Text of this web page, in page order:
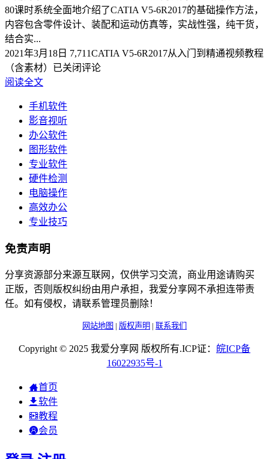
80课时系统全面地介绍了CATIA V5-6R2017的基础操作方法，
内容包含零件设计、装配和运动仿真等，实战性强，纯干货，
结合实...
2021年3月18日 7,711CATIA V5-6R2017从入门到精通视频教程
（含素材） 已关闭评论
阅读全文
手机软件
影音视听
办公软件
图形软件
专业软件
硬件检测
电脑操作
高效办公
专业技巧
免责声明
分享资源部分来源互联网，仅供学习交流，商业用途请购买
正版，否则版权纠纷由用户承担，我爱分享网不承担连带责
任。如有侵权，请联系管理员删除！
网站地图 | 版权声明 | 联系我们
Copyright © 2025 我爱分享网 版权所有.ICP证： 皖ICP备
16022935号-1
首页
软件
教程
会员